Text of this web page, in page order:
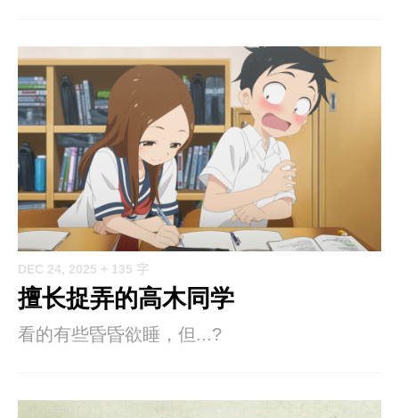
DEC 24, 2025 + 135 字
擅长捉弄的高木同学
看的有些昏昏欲睡，但...?